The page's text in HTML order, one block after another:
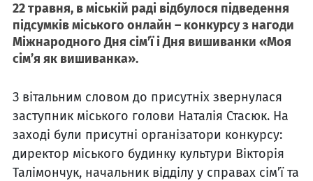
22 травня, в міській раді відбулося підведення
підсумків міського онлайн – конкурсу з нагоди
Міжнародного Дня сім’ї і Дня вишиванки «Моя
сім’я як вишиванка».
З вітальним словом до присутніх звернулася
заступник міського голови Наталія Стасюк. На
заході були присутні організатори конкурсу:
директор міського будинку культури Вікторія
Талімончук, начальник відділу у справах сім’ї та